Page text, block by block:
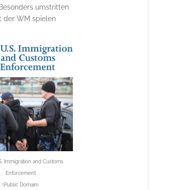
umstritten
der WM spielen
Immigration and Customs
Enforcement
(Public Domain)